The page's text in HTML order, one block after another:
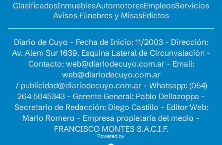
ClasificadosInmueblesAutomotoresEmpleosServicios
Avisos Fúnebres y MisasEdictos
Diario de Cuyo - Fecha de Inicio: 11/2003 - Dirección:
Av. Alem Sur 1639. Esquina Lateral de Circunvalación -
Contacto: web@diariodecuyo.com.ar- Email:
web@diariodecuyo.com.ar
/ publicidad@diariodecuyo.com.ar- Whatsapp: (054)
264 5045343 - Gerente General: Pablo Dellazoppa -
Secretario de Redacción: Diego Castillo - Editor Web:
Mario Romero - Empresa propietaria del medio -
FRANCISCO MONTES S.A.C.I.F.